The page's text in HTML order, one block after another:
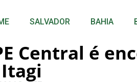
SALVADOR BAHIA
Central é